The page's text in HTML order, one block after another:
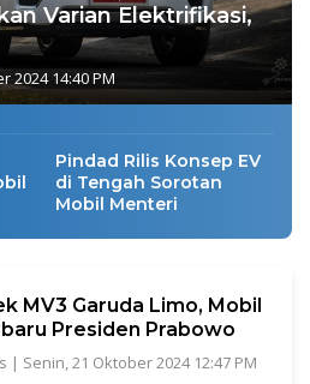
Varian Elektrifikasi,
2024 14:40 PM
Pindad Rilis Konsep EV
di Tengah Sorotan
Mobil Menteri
MV3 Garuda Limo, Mobil
Presiden Prabowo
| Senin, 21 Oktober 2024 12:47 PM